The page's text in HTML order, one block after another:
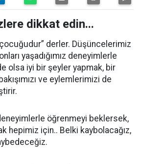
dikkat edin...
derler. Düşüncelerimiz
yaşadığımız deneyimlerle
olsa iyi bir şeyler yapmak, bir
ve eylemlerimizi de
öğrenmeyi beklersek,
hepimiz için.. Belki kaybolacağız,